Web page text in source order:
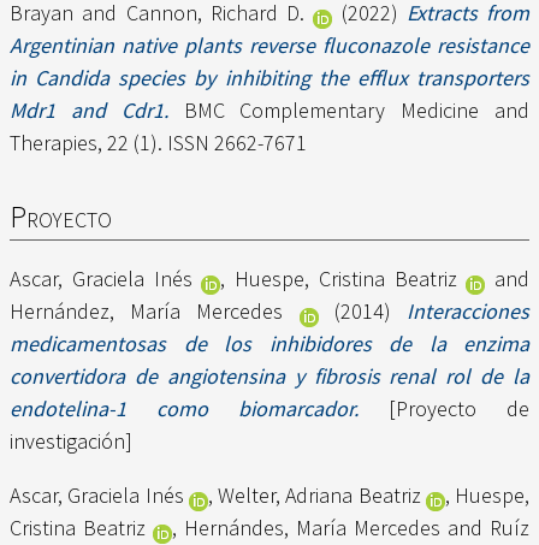
Brayan and Cannon, Richard D. (2022) Extracts from
Argentinian native plants reverse fluconazole resistance
in Candida species by inhibiting the efflux transporters
Mdr1 and Cdr1.BMC Complementary Medicine and
Therapies, 22 (1). ISSN 2662-7671
Proyecto
Ascar, Graciela Inés , Huespe, Cristina Beatriz
and
Hernández, María Mercedes
(2014) Interacciones
medicamentosas de los inhibidores de la enzima
convertidora de angiotensina y fibrosis renal rol de la
endotelina-1 como biomarcador. [Proyecto de
investigación]
Ascar, Graciela Inés
, Welter, Adriana Beatriz , Huespe,
Cristina Beatriz
, Hernándes, María Mercedes and Ruíz